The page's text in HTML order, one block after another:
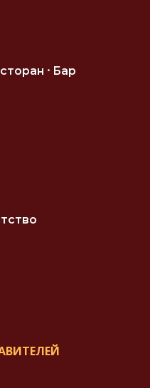
⸱ Бар